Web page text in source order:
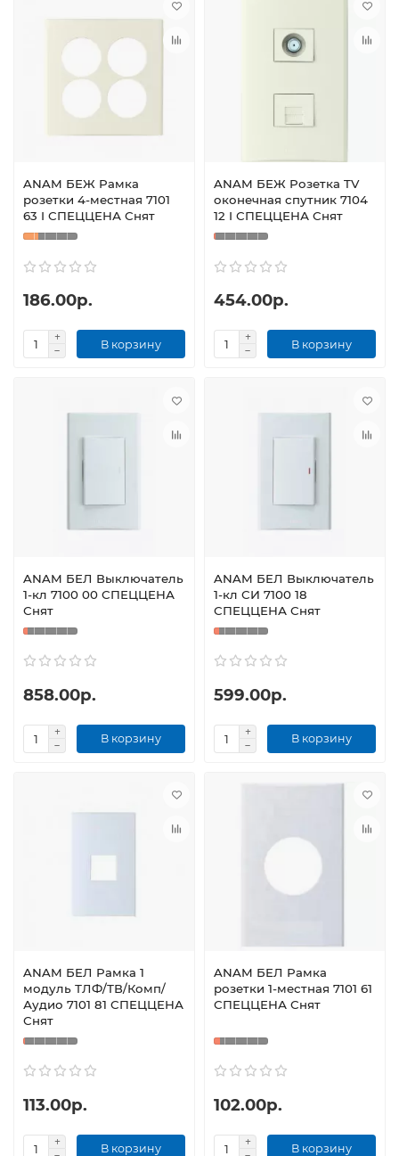
ANAM БЕЖ Рамка
розетки 4-местная 7101
63 I СПЕЦЦЕНА Снят
186.00р.
В корзину
ANAM БЕЖ Розетка TV
оконечная спутник 7104
12 I СПЕЦЦЕНА Снят
454.00р.
В корзину
ANAM БЕЛ Выключатель
1-кл 7100 00 СПЕЦЦЕНА
Снят
858.00р.
В корзину
ANAM БЕЛ Выключатель
1-кл СИ 7100 18
СПЕЦЦЕНА Снят
599.00р.
В корзину
ANAM БЕЛ Рамка 1
модуль ТЛФ/ТВ/Комп/
Аудио 7101 81 СПЕЦЦЕНА
Снят
113.00р.
В корзину
ANAM БЕЛ Рамка
розетки 1-местная 7101 61
СПЕЦЦЕНА Снят
102.00р.
В корзину